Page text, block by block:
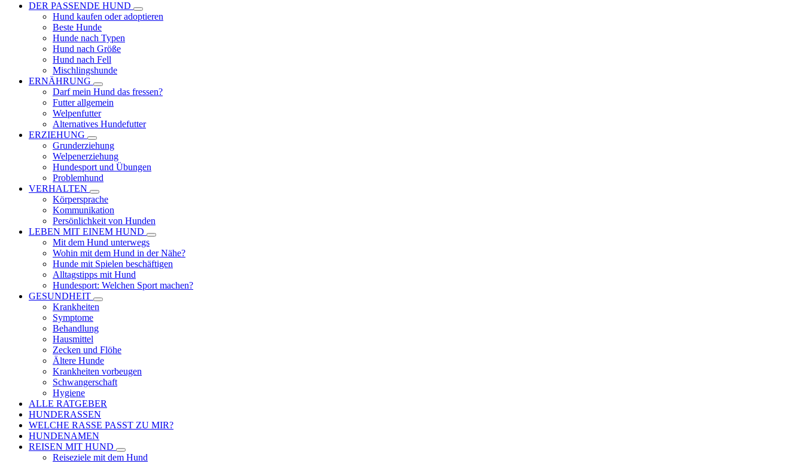
DER PASSENDE HUND
Hund kaufen oder adoptieren
Beste Hunde
Hunde nach Typen
Hund nach Größe
Hund nach Fell
Mischlingshunde
ERNÄHRUNG
Darf mein Hund das fressen?
Futter allgemein
Welpenfutter
Alternatives Hundefutter
ERZIEHUNG
Grunderziehung
Welpenerziehung
Hundesport und Übungen
Problemhund
VERHALTEN
Körpersprache
Kommunikation
Persönlichkeit von Hunden
LEBEN MIT EINEM HUND
Mit dem Hund unterwegs
Wohin mit dem Hund in der Nähe?
Hunde mit Spielen beschäftigen
Alltagstipps mit Hund
Hundesport: Welchen Sport machen?
GESUNDHEIT
Krankheiten
Symptome
Behandlung
Hausmittel
Zecken und Flöhe
Ältere Hunde
Krankheiten vorbeugen
Schwangerschaft
Hygiene
ALLE RATGEBER
HUNDERASSEN
WELCHE RASSE PASST ZU MIR?
HUNDENAMEN
REISEN MIT HUND
Reiseziele mit dem Hund